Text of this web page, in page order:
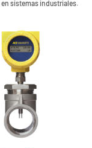
sistemas industriales.